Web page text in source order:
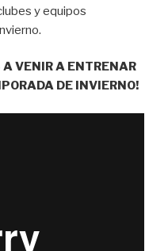
y equipos
A VENIR A ENTRENAR
DE INVIERNO!